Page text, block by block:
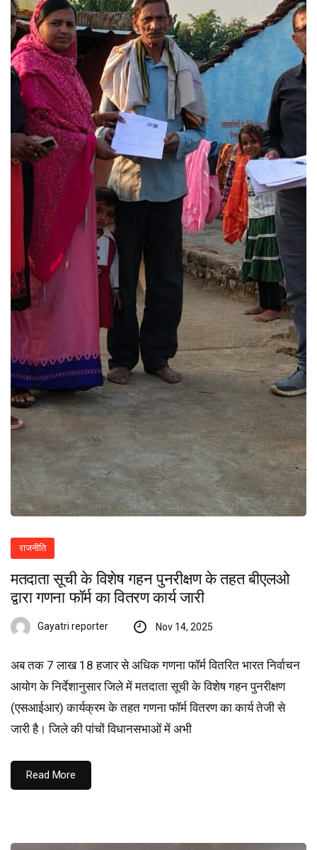
राजनीति
मतदाता सूची के विशेष गहन पुनरीक्षण के तहत बीएलओ
द्वारा गणना फॉर्म का वितरण कार्य जारी
Gayatri reporter Nov 14, 2025
अब तक 7 लाख 18 हजार से अधिक गणना फॉर्म वितरित भारत निर्वाचन
आयोग के निर्देशानुसार जिले में मतदाता सूची के विशेष गहन पुनरीक्षण
(एसआईआर) कार्यक्रम के तहत गणना फॉर्म वितरण का कार्य तेजी से
जारी है। जिले की पांचों विधानसभाओं में अभी
Read More